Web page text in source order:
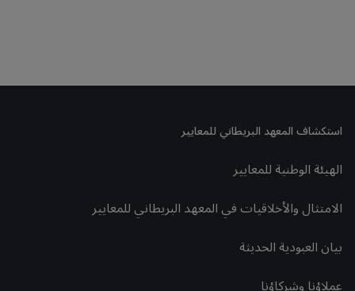
استكشاف المعهد البريطاني للمعايير
الهيئة الوطنية للمعايير
الامتثال والأخلاقيات في المعهد البريطاني للمعايير
بيان العبودية الحديثة